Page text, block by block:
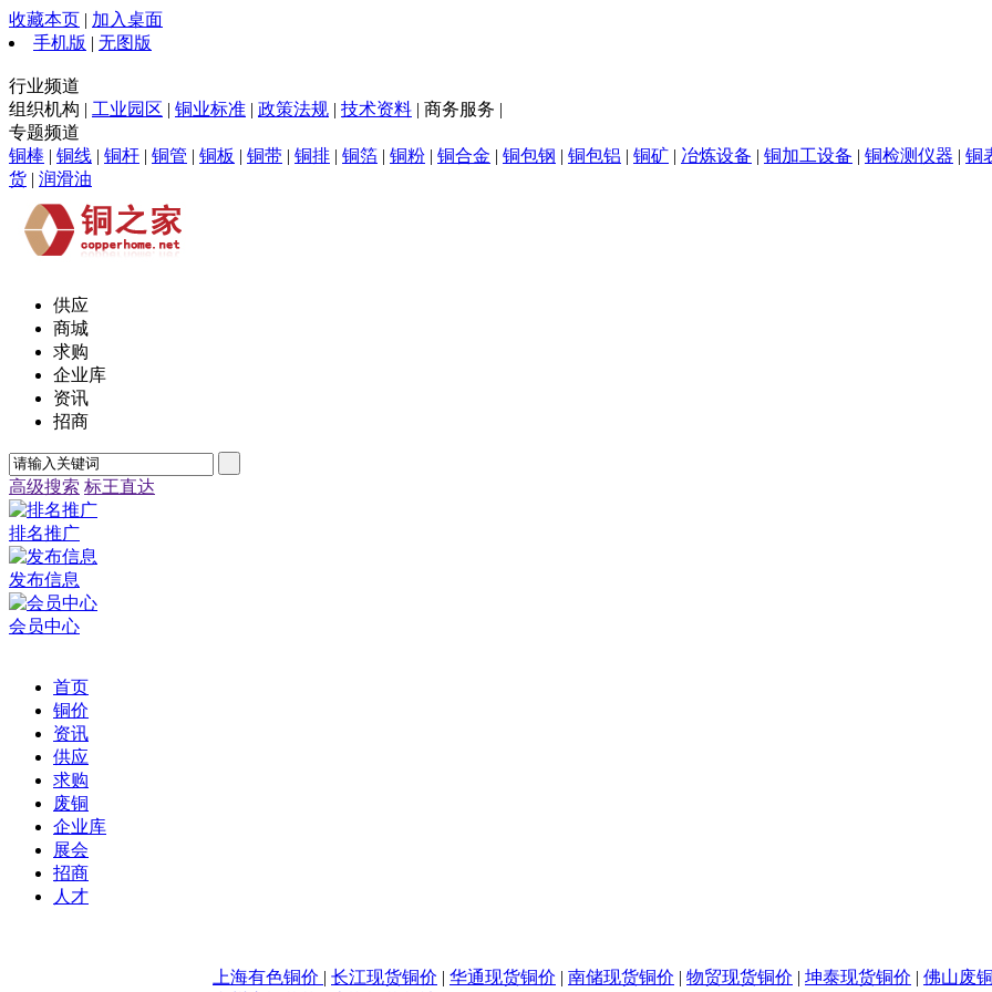
收藏本页 | 加入桌面
手机版 | 无图版
行业频道
组织机构 | 工业园区 | 铜业标准 | 政策法规 | 技术资料 | 商务服务 |
专题频道
铜棒 | 铜线 | 铜杆 | 铜管 | 铜板 | 铜带 | 铜排 | 铜箔 | 铜粉 | 铜合金 | 铜包钢 | 铜包铝 | 铜矿 | 冶炼设备 | 铜加工设备 | 铜检测仪器 | 铜
货 | 润滑油
供应
商城
求购
企业库
资讯
招商
高级搜索 标王直达
排名推广
发布信息
会员中心
首页
铜价
资讯
供应
求购
废铜
企业库
展会
招商
人才
上海有色铜价 | 长江现货铜价 | 华通现货铜价 | 南储现货铜价 | 物贸现货铜价 | 坤泰现货铜价 | 佛山废